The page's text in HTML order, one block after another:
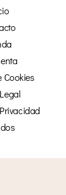
Cookies